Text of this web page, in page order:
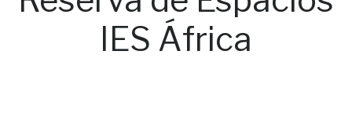
IES África